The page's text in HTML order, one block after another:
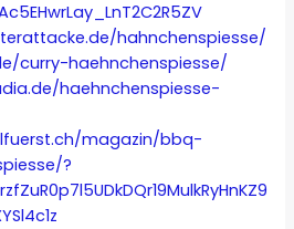
hahnchenspiesse/
curry-haehnchenspiesse/
haehnchenspiesse-
magazin/bbq-
?